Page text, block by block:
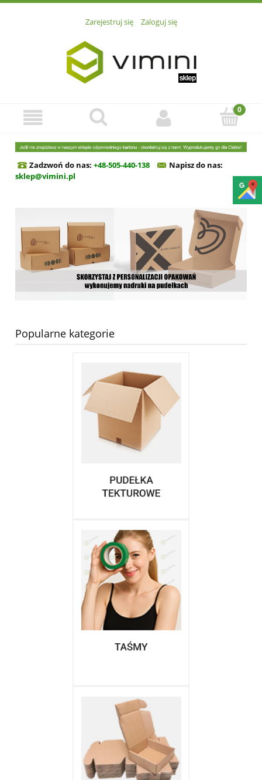
Zarejestruj się Zaloguj się
Zadzwoń do nas: +48-505-440-138 Napisz do nas:
sklep@vimini.pl
Popularne kategorie